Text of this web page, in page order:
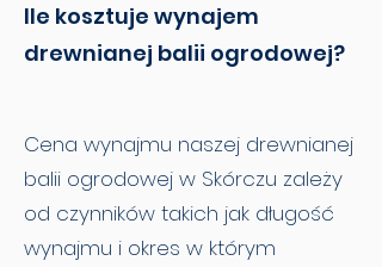
Ile kosztuje wynajem
drewnianej balii ogrodowej?
Cena wynajmu naszej drewnianej
balii ogrodowej w Skórczu zależy
od czynników takich jak długość
wynajmu i okres w którym